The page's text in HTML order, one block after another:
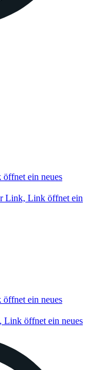
ein neues
Link, Link öffnet ein
ein neues
Link öffnet ein neues